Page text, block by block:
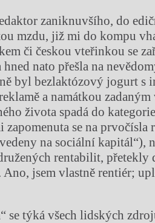
zaniknuvšího, do
mzdu, již mi do kompu
či českou vteřinkou se
nato přešla na
byl bezlaktózový jogurt s
a namátkou
života spadá do
se na prvočísla
na sociální kapitál“),
rentabilit, přetekly
Ano, jsem vlastně rentiér;
se týká všech lidských